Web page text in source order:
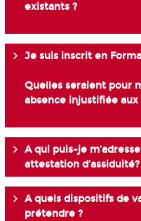
existants ?
Je suis inscrit en
Quelles seraient pour
absence injustifiée aux
A qui puis-je
attestation d’assiduité?
A quels dispositifs de
prétendre ?